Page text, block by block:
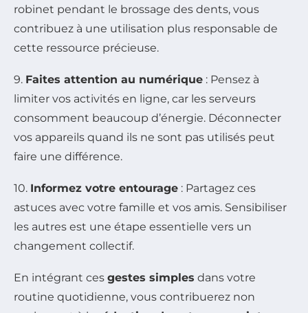
robinet pendant le brossage des dents, vous
contribuez à une utilisation plus responsable de
cette ressource précieuse.
9. Faites attention au numérique : Pensez à
limiter vos activités en ligne, car les serveurs
consomment beaucoup d’énergie. Déconnecter
vos appareils quand ils ne sont pas utilisés peut
faire une différence.
10. Informez votre entourage : Partagez ces
astuces avec votre famille et vos amis. Sensibiliser
les autres est une étape essentielle vers un
changement collectif.
En intégrant ces gestes simples dans votre
routine quotidienne, vous contribuerez non